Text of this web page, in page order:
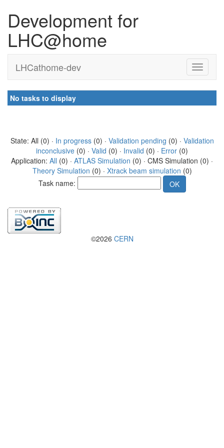
Development for
LHC@home
LHCathome-dev
No tasks to display
State: All (0) · In progress(0) · Validation pending (0) · Validation
inconclusive (0) · Valid (0) · Invalid (0) · Error (0)
Application: All (0) · ATLAS Simulation (0) · CMS Simulation (0) ·
Theory Simulation (0) · Xtrack beam simulation (0)
Task name:
©2026 CERN